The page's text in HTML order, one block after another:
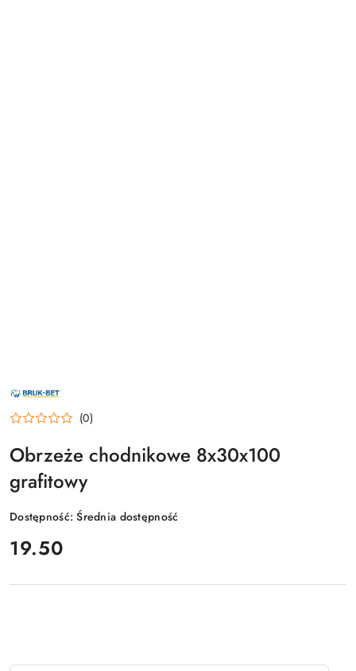
NAZWA
PRODUCENTA:
BRUK-
BET (0)
Obrzeże chodnikowe 8x30x100
grafitowy
Dostępność:Średnia dostępność
cena:
19.50